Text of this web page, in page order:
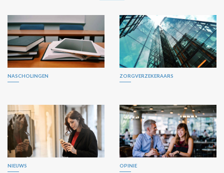
NASCHOLINGEN ZORGVERZEKERAARS
NIEUWS OPINIE